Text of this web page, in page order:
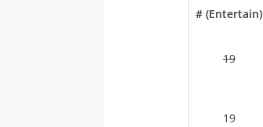
# (Entertain)
19
19